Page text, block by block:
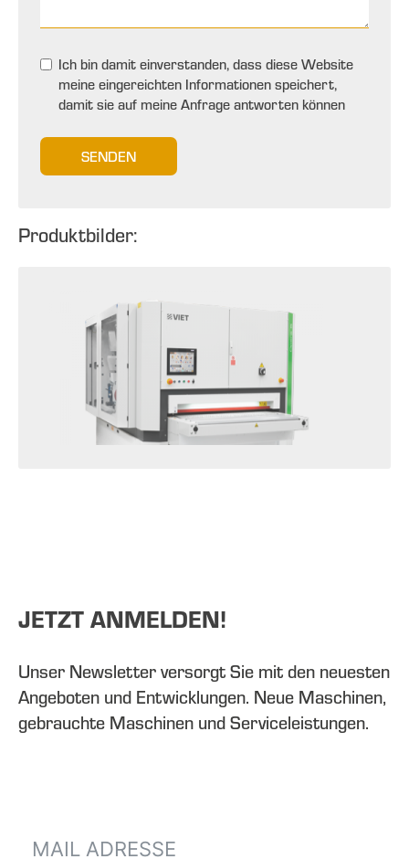
Ich bin damit einverstanden, dass diese Website
meine eingereichten Informationen speichert,
damit sie auf meine Anfrage antworten können
SENDEN
Produktbilder:
JETZT ANMELDEN!
Unser Newsletter versorgt Sie mit den neuesten
Angeboten und Entwicklungen. Neue Maschinen,
gebrauchte Maschinen und Serviceleistungen.